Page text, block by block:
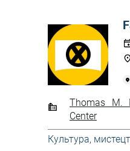
Thomas M.
Center
Культура,